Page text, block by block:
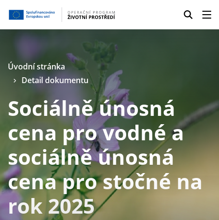
Úvodní stránka
Detail dokumentu
Sociálně únosná
cena pro vodné a
sociálně únosná
cena pro stočné na
rok 2025